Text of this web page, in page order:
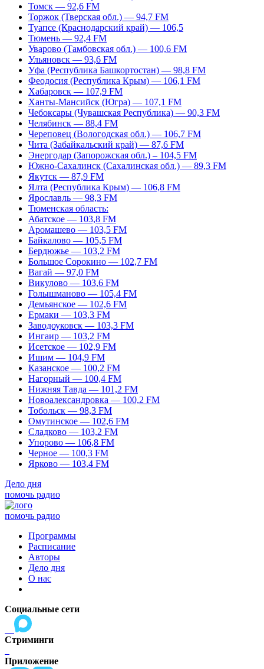
Томск — 92,6 FM
Торжок (Тверская обл.) — 94,7 FM
Туапсе (Краснодарский край) — 106,5
Тюмень — 92,4 FM
Уварово (Тамбовская обл.) — 100,6 FM
Ульяновск — 93,6 FM
Уфа (Республика Башкортостан) — 98,8 FM
Феодосия (Республика Крым) — 106,1 FM
Хабаровск — 107,9 FM
Ханты-Мансийск (Югра) — 107,1 FM
Чебоксары (Чувашская Республика) — 90,3 FM
Челябинск — 88,4 FM
Череповец (Вологодская обл.) — 106,7 FM
Чита (Забайкальский край) — 87,6 FM
Энергодар (Запорожская обл.) – 104,5 FM
Южно-Сахалинск (Сахалинская обл.) — 89,3 FM
Якутск — 87,9 FM
Ялта (Республика Крым) — 106,8 FM
Ярославль — 98,3 FM
Тюменская область:
Абатское — 103,8 FM
Аромашево — 103,5 FM
Байкалово — 105,5 FM
Бердюжье — 103,2 FM
Большое Сорокино — 102,7 FM
Вагай — 97,0 FM
Викулово — 103,6 FM
Голышманово — 105,4 FM
Демьянское — 102,6 FM
Ермаки — 103,3 FM
Заводоуковск — 103,3 FM
Ингаир — 103,2 FM
Исетское — 102,9 FM
Ишим — 104,9 FM
Казанское — 100,2 FM
Нагорный — 100,4 FM
Нижняя Тавда — 101,2 FM
Новоалександровка — 100,2 FM
Тобольск — 98,3 FM
Омутинское — 102,6 FM
Сладково — 103,2 FM
Упорово — 106,8 FM
Черное — 100,3 FM
Ярково — 103,4 FM
Дело дня
помочь радио
помочь радио
Программы
Расписание
Авторы
Дело дня
О нас
Социальные сети
Стриминги
Приложение